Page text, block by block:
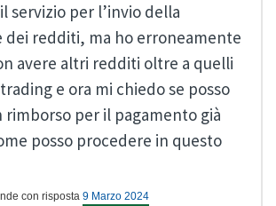
servizio per l’invio della
dei redditi, ma ho erroneamente
avere altri redditi oltre a quelli
e ora mi chiedo se posso
rimborso per il pagamento già
posso procedere in questo
con risposta 9 Marzo 2024